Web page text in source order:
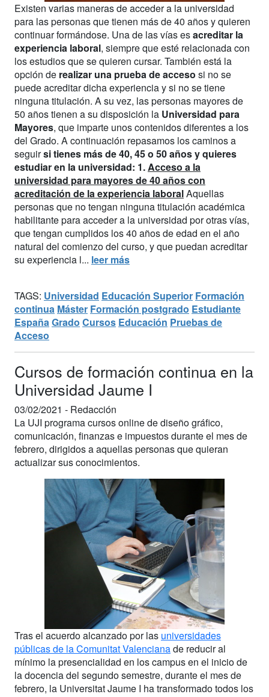
Existen varias maneras de acceder a la universidad
para las personas que tienen más de 40 años y quieren
continuar formándose. Una de las vías esacreditar la
experiencia laboral, siempre que esté relacionada con
los estudios que se quieren cursar. También está la
opción de realizar una prueba de acceso si no se
puede acreditar dicha experiencia y si no se tiene
ninguna titulación. A su vez, las personas mayores de
50 años tienen a su disposición la Universidad para
Mayores, que imparte unos contenidos diferentes a los
del Grado. A continuación repasamos los caminos a
seguirsi tienes más de 40, 45 o 50 años y quieres
estudiar en la universidad: 1. Acceso a la
universidad para mayores de 40 años con
acreditación de la experiencia laboralAquellas
personas que no tengan ninguna titulación académica
habilitante para acceder a la universidad por otras vías,
que tengan cumplidos los 40 años de edad en el año
natural del comienzo del curso, y que puedan acreditar
su experiencia l... leer más
TAGS: Universidad Educación Superior Formación
continua Máster Formación postgrado Estudiante
España Grado Cursos Educación Pruebas de
Acceso
Cursos de formación continua en la
Universidad Jaume I
03/02/2021 - Redacción
La UJI programa cursos online de diseño gráfico,
comunicación, finanzas e impuestos durante el mes de
febrero, dirigidos a aquellas personas que quieran
actualizar sus conocimientos.
Tras el acuerdo alcanzado por las universidades
públicas de la Comunitat Valencianade reducir al
mínimo la presencialidad en los campus en el inicio de
la docencia del segundo semestre, durante el mes de
febrero, la Universitat Jaume I ha transformado todos los